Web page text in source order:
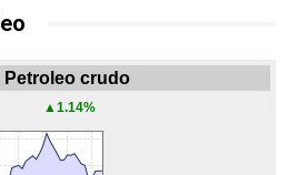
Petroleo crudo
▲1.14%